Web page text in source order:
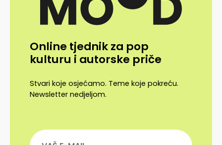
Online tjednik za pop
kulturu i autorske priče
Stvari koje osjećamo. Teme koje pokreću.
Newsletter nedjeljom.